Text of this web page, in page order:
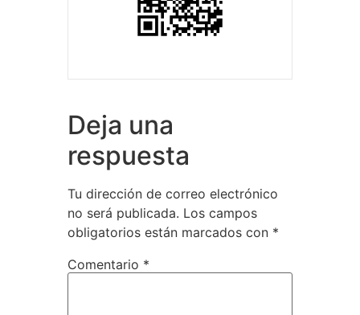
Deja una
respuesta
Tu dirección de correo electrónico
no será publicada. Los campos
obligatorios están marcados con *
Comentario *